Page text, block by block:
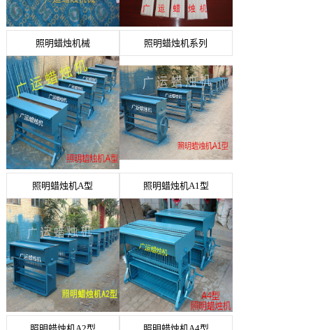
照明蜡烛机械 照明蜡烛机系列
照明蜡烛机A型 照明蜡烛机A1型